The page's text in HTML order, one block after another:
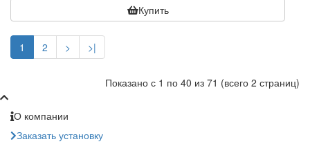
Купить
1 2 > >|
Показано с 1 по 40 из 71 (всего 2 страниц)
О компании
Заказать установку